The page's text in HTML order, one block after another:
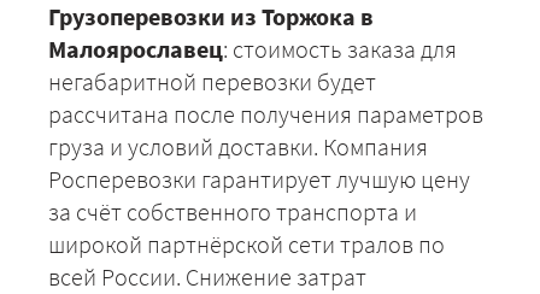
Грузоперевозки из Торжока в
Малоярославец: стоимость заказа для
негабаритной перевозки будет
рассчитана после получения параметров
груза и условий доставки. Компания
Росперевозки гарантирует лучшую цену
за счёт собственного транспорта и
широкой партнёрской сети тралов по
всей России. Снижение затрат